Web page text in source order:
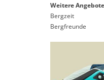
Weitere
Bergzeit
Bergfreunde